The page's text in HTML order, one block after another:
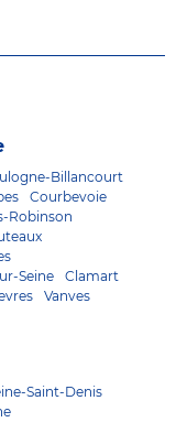
Billancourt
Courbevoie
Robinson
Seine
Clamart
Vanves
Saint-Denis